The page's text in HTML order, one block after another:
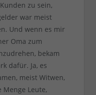
zu sein,
war meist
Und wenn es mir
Oma zum
bekam
dafür. Ja, es
meist Witwen,
Leute,